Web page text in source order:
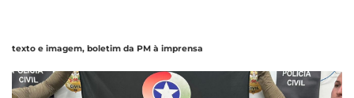
texto e imagem, boletim da PM à imprensa